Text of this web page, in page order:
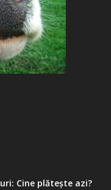
Cine plătește azi?